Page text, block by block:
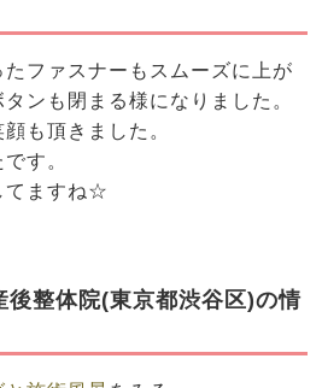
ファスナーもスムーズに上が
ンも閉まる様になりました。
も頂きました。
す。
てますね☆
後整体院(東京都渋谷区)の情